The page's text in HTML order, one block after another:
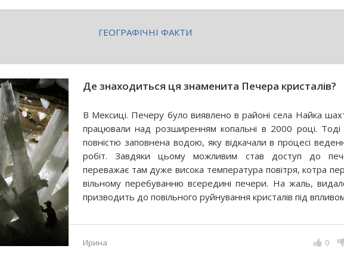
ГЕОГРАФІЧНІ ФАКТИ
Де знаходиться ця знаменита Печера кристалів?
В Мексиці. Печеру було виявлено в районі села Найка
працювали над розширенням копальні в 2000 році. Тоді
повністю заповнена водою, яку відкачали в процесі
робіт. Завдяки цьому можливим став доступ до
переважає там дуже висока температура повітря, котра
вільному перебуванню всередині печери. На жаль,
призводить до повільного руйнування кристалів під
Ирина 0